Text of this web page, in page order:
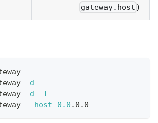
gateway.host )
-d
-d
-T
--host 0.0 .0.0